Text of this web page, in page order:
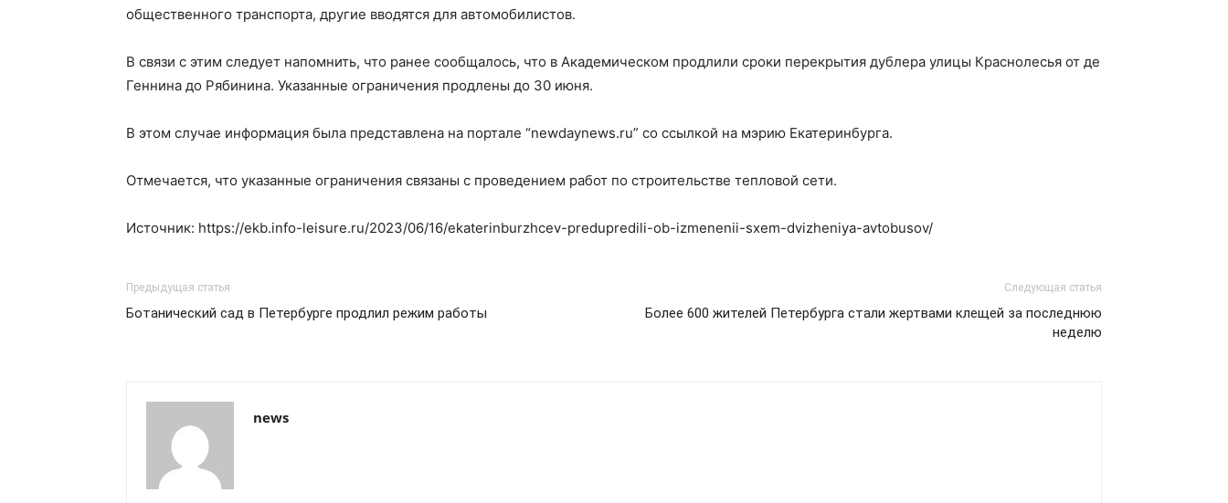
общественного транспорта, другие вводятся для автомобилистов.
В связи с этим следует напомнить, что ранее сообщалось, что в Академическом продлили сроки перекрытия дублера улицы Краснолесья от де
Геннина до Рябинина. Указанные ограничения продлены до 30 июня.
В этом случае информация была представлена на портале “newdaynews.ru” со ссылкой на мэрию Екатеринбурга.
Отмечается, что указанные ограничения связаны с проведением работ по строительстве тепловой сети.
Источник: https://ekb.info-leisure.ru/2023/06/16/ekaterinburzhcev-predupredili-ob-izmenenii-sxem-dvizheniya-avtobusov/
Предыдущая статья
Ботанический сад в Петербурге продлил режим работы
Следующая статья
Более 600 жителей Петербурга стали жертвами клещей за последнюю
неделю
news